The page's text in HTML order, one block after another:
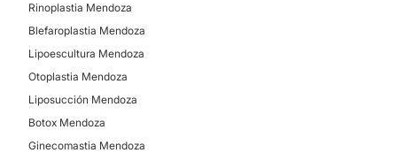
Rinoplastia Mendoza
Blefaroplastia Mendoza
Lipoescultura Mendoza
Otoplastia Mendoza
Liposucción Mendoza
Botox Mendoza
Ginecomastia Mendoza